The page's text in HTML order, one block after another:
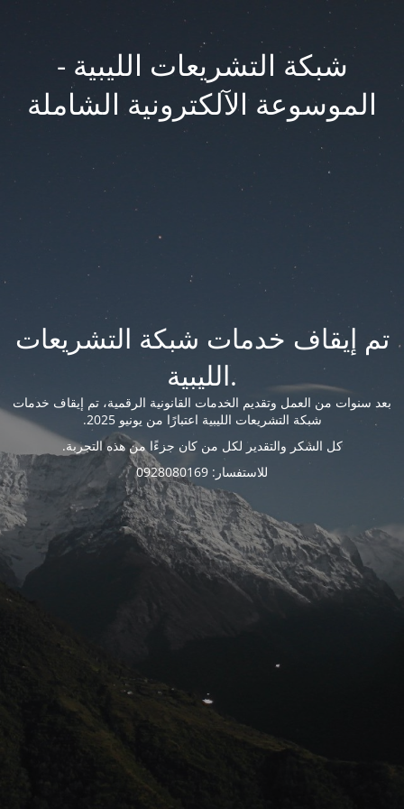
شبكة التشريعات الليبية -
الموسوعة الآلكترونية الشاملة
تم إيقاف خدمات شبكة التشريعات
الليبية.
بعد سنوات من العمل وتقديم الخدمات القانونية الرقمية، تم إيقاف خدمات
شبكة التشريعات الليبية اعتبارًا من يونيو 2025.
كل الشكر والتقدير لكل من كان جزءًا من هذه التجربة.
للاستفسار: 0928080169